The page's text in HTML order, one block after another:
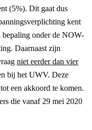
(5%). Dit gaat dus
kent
bepaling onder de NOW-
Daarnaast zijn
niet eerder dan vier
bij het UWV. Deze
een akkoord te komen.
die vanaf 29 mei 2020